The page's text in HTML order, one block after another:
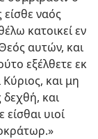
ναός
κατοικεί εν
αυτών, και
εξέλθετε εκ
και μη
και
υιοί